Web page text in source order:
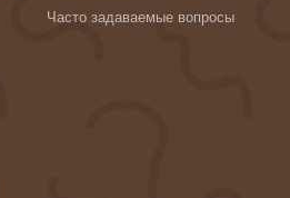
Часто задаваемые вопросы